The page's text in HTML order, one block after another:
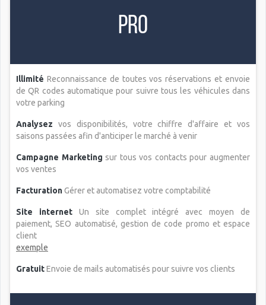
Pro
Illimité Reconnaissance de toutes vos réservations et envoie
de QR codes automatique pour suivre tous les véhicules dans
votre parking
Analysez vos disponibilités, votre chiffre d'affaire et vos
saisons passées afin d'anticiper le marché à venir
Campagne Marketing sur tous vos contacts pour augmenter
vos ventes
FacturationGérer et automatisez votre comptabilité
Site internet Un site complet intégré avec moyen de
paiement, SEO automatisé, gestion de code promo et espace
client
exemple
GratuitEnvoie de mails automatisés pour suivre vos clients